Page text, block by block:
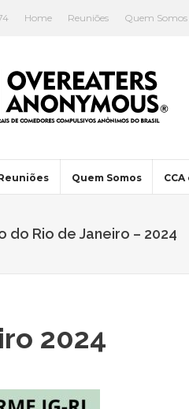
Home Reuniões Quem Somos
Quem Somos
do Rio de Janeiro – 2024
2024